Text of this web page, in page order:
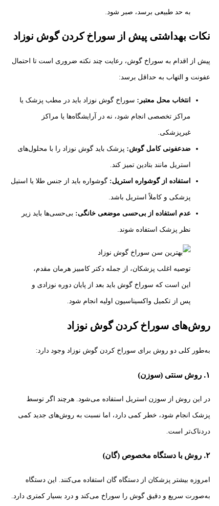
به حد طبیعی برسد، صبر شود.
نکات بهداشتی پیش از سوراخ کردن گوش نوزاد
پیش از اقدام به سوراخ گوش، رعایت چند نکته ضروری است تا احتمال
عفونت و التهاب به حداقل برسد:
انتخاب محل معتبر: سوراخ گوش نوزاد باید در مطب پزشک یا
مراکز تخصصی انجام شود، نه در آرایشگاه‌ها یا مراکز
غیرپزشکی.
ضدعفونی کامل گوش: پزشک باید گوش نوزاد را با محلول‌های
استریل مانند بتادین تمیز کند.
استفاده از گوشواره استریل: گوشواره باید از جنس طلا یا استیل
پزشکی و کاملاً استریل باشد.
عدم استفاده از بی‌حسی موضعی خانگی: بی‌حسی‌ها باید زیر
نظر پزشک استفاده شوند.
توصیه اغلب پزشکان، از جمله دکتر کامبیز هرمان مقدم،
این است که سوراخ گوش باید بعد از پایان دوره نوزادی و
پس از تکمیل واکسیناسیون اولیه انجام شود.
روش‌های سوراخ کردن گوش نوزاد
به‌طور کلی دو روش برای سوراخ کردن گوش نوزاد وجود دارد:
۱. روش سنتی (سوزن)
در این روش از سوزن استریل استفاده می‌شود. هرچند اگر توسط
پزشک انجام شود، خطر کمی دارد، اما نسبت به روش‌های جدید کمی
دردناک‌تر است.
۲. روش با دستگاه مخصوص (گان)
امروزه بیشتر پزشکان از دستگاه گان استفاده می‌کنند. این دستگاه
به‌صورت سریع و دقیق گوش را سوراخ می‌کند و درد بسیار کمتری دارد.